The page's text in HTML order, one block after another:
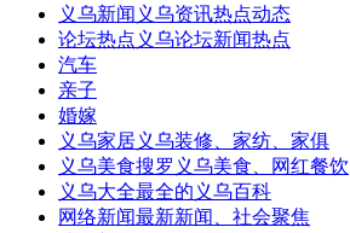
义乌新闻 义乌资讯热点动态
论坛热点 义乌论坛新闻热点
汽车
亲子
婚嫁
义乌家居义乌装修、家纺、家俱
义乌美食搜罗义乌美食、网红餐饮
义乌大全最全的义乌百科
网络新闻最新新闻、社会聚焦